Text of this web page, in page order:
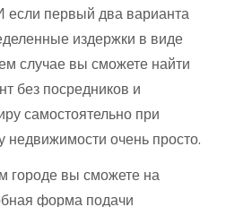
если первый два варианта
издержки в виде
случае вы сможете найти
без посредников и
самостоятельно при
недвижимости очень просто.
городе вы сможете на
форма подачи